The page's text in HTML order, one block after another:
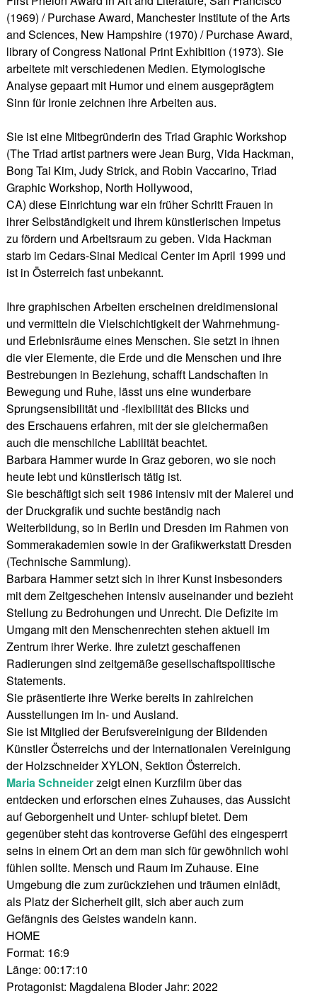
(1969) / Purchase Award, Manchester Institute of the Arts
and Sciences, New Hampshire (1970) / Purchase Award,
library of Congress National Print Exhibition (1973). Sie
arbeitete mit verschiedenen Medien. Etymologische
Analyse gepaart mit Humor und einem ausgeprägtem
Sinn für Ironie zeichnen ihre Arbeiten aus.
Sie ist eine Mitbegründerin des Triad Graphic Workshop
(The Triad artist partners were Jean Burg, Vida Hackman,
Bong Tai Kim, Judy Strick, and Robin Vaccarino, Triad
Graphic Workshop, North Hollywood,
CA) diese Einrichtung war ein früher Schritt Frauen in
ihrer Selbständigkeit und ihrem künstlerischen Impetus
zu fördern und Arbeitsraum zu geben. Vida Hackman
starb im Cedars-Sinai Medical Center im April 1999 und
ist in Österreich fast unbekannt.
Ihre graphischen Arbeiten erscheinen dreidimensional
und vermitteln die Vielschichtigkeit der Wahrnehmung-
und Erlebnisräume eines Menschen. Sie setzt in ihnen
die vier Elemente, die Erde und die Menschen und ihre
Bestrebungen in Beziehung, schafft Landschaften in
Bewegung und Ruhe, lässt uns eine wunderbare
Sprungsensibilität und -flexibilität des Blicks und
des Erschauens erfahren, mit der sie gleichermaßen
auch die menschliche Labilität beachtet.
Barbara Hammer wurde in Graz geboren, wo sie noch
heute lebt und künstlerisch tätig ist.
Sie beschäftigt sich seit 1986 intensiv mit der Malerei und
der Druckgrafik und suchte beständig nach
Weiterbildung, so in Berlin und Dresden im Rahmen von
Sommerakademien sowie in der Grafikwerkstatt Dresden
(Technische Sammlung).
Barbara Hammer setzt sich in ihrer Kunst insbesonders
mit dem Zeitgeschehen intensiv auseinander und bezieht
Stellung zu Bedrohungen und Unrecht. Die Defizite im
Umgang mit den Menschenrechten stehen aktuell im
Zentrum ihrer Werke. Ihre zuletzt geschaffenen
Radierungen sind zeitgemäße gesellschaftspolitische
Statements.
Sie präsentierte ihre Werke bereits in zahlreichen
Ausstellungen im In- und Ausland.
Sie ist Mitglied der Berufsvereinigung der Bildenden
Künstler Österreichs und der Internationalen Vereinigung
der Holzschneider XYLON, Sektion Österreich.
Maria Schneiderzeigt einen Kurzfilm über das
entdecken und erforschen eines Zuhauses, das Aussicht
auf Geborgenheit und Unter- schlupf bietet. Dem
gegenüber steht das kontroverse Gefühl des eingesperrt
seins in einem Ort an dem man sich für gewöhnlich wohl
fühlen sollte. Mensch und Raum im Zuhause. Eine
Umgebung die zum zurückziehen und träumen einlädt,
als Platz der Sicherheit gilt, sich aber auch zum
Gefängnis des Geistes wandeln kann.
HOME
Format: 16:9
Länge: 00:17:10
Protagonist: Magdalena Bloder Jahr: 2022